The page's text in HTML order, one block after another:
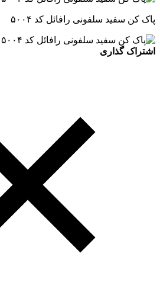
پاک کن سفید سلفونی رافائل کد ۵۰۰۴
اشتراک گذاری